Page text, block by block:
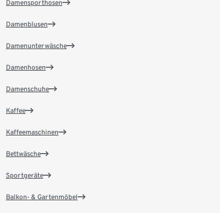
Damensporthosen
Damenblusen
Damenunterwäsche
Damenhosen
Damenschuhe
Kaffee
Kaffeemaschinen
Bettwäsche
Sportgeräte
Balkon- & Gartenmöbel